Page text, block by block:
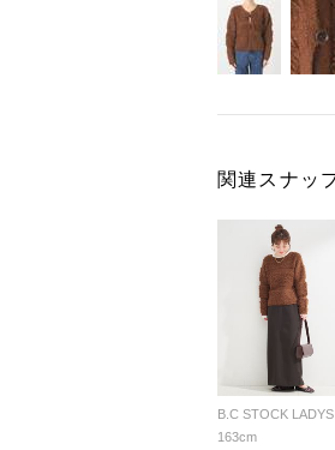
関連スナッ
B.C STOCK LADYS
163cm